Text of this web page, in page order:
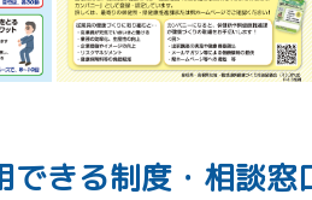
できる制度・相談窓